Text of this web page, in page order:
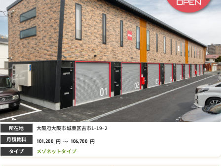
所在地 大阪府大阪市城東区古市1-19-2
月額賃料 101,200 円 ～ 106,700 円
タイプ メゾネットタイプ